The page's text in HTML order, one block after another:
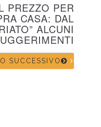
PREZZO PER
CASA: DAL
ALCUNI
SUCCESSIVO